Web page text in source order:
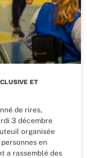
ET
de rires,
3 décembre
organisée
en
a rassemblé des